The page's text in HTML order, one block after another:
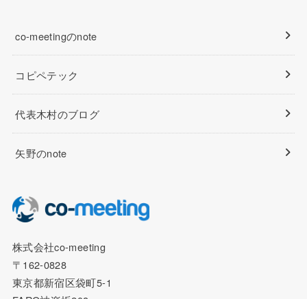
co-meetingのnote
コピペテック
代表木村のブログ
矢野のnote
株式会社co-meeting
〒162-0828
東京都新宿区袋町5-1